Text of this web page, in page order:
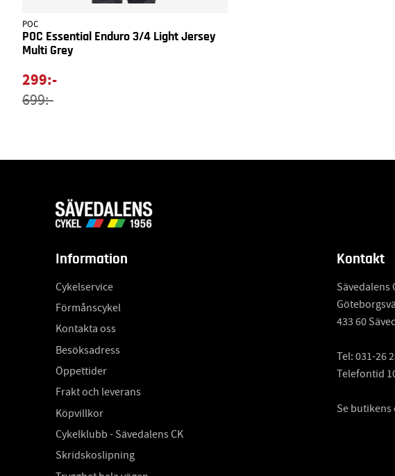
POC
POC Essential Enduro 3/4 Light Jersey
Multi Grey
299:-
699:-
Information
Cykelservice
Förmånscykel
Kontakta oss
Besöksadress
Öppettider
Frakt och leverans
Köpvillkor
Cykelklubb - Sävedalens CK
Skridskoslipning
Kontakt
Sävedalens
433 60
Tel:031-26
Telefontid
Se